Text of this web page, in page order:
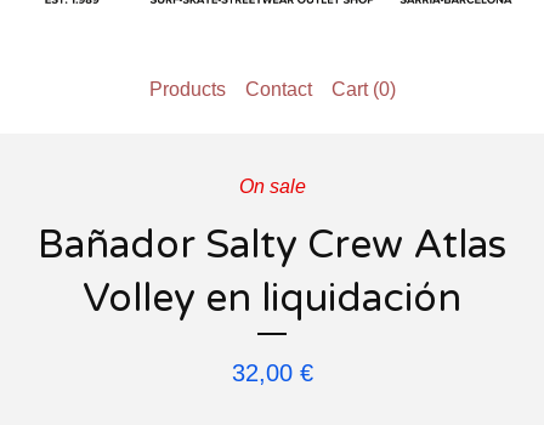
Products Contact Cart (0)
On sale
Bañador Salty Crew Atlas
Volley en liquidación
32,00 €